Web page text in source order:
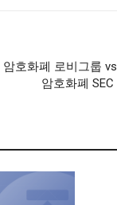
암호화폐 로비그룹
암호화폐